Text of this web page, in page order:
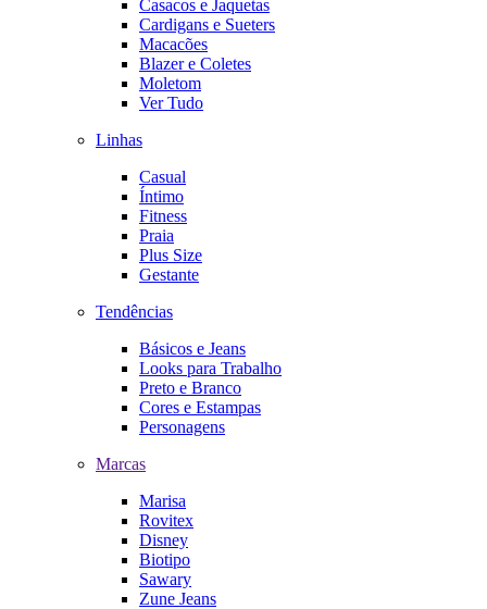
Casacos e Jaquetas
Cardigans e Sueters
Macacões
Blazer e Coletes
Moletom
Ver Tudo
Linhas
Casual
Íntimo
Fitness
Praia
Plus Size
Gestante
Tendências
Básicos e Jeans
Looks para Trabalho
Preto e Branco
Cores e Estampas
Personagens
Marcas
Marisa
Rovitex
Disney
Biotipo
Sawary
Zune Jeans